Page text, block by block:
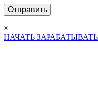
×
НАЧАТЬ ЗАРАБАТЫВАТЬ